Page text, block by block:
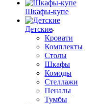
Шкафы-купе
Детские
Кровати
Комплекты
Столы
Шкафы
Комоды
Стеллажи
Пеналы
Тумбы